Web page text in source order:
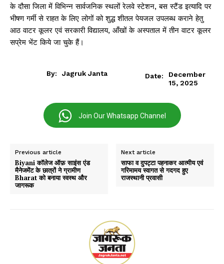
के दौसा जिला में विभिन्न सार्वजनिक स्थलों रेलवे स्टेशन, बस स्टैंड इत्यादि पर
भीषण गर्मी से राहत के लिए लोगों को शुद्ध शीतल पेयजल उपलब्ध कराने हेतु
आठ वाटर कूलर एवं सरकारी विद्यालय, आँखों के अस्पताल में तीन वाटर कूलर
सप्रेम भेंट किये जा चुके हैं।
By: Jagruk Janta Date:
December
15, 2025
Join Our Whatsapp Channel
Previous article
Biyani कॉलेज ऑफ़ साइंस एंड
मैनेजमेंट के छात्रों ने ग्रामीण
Bharat को बनाया स्वस्थ और
जागरूक
Next article
साफा व दुपट्टा पहनाकर आत्मीय एवं
गरिमामय स्वागत से गदगद हुए
राजस्थानी प्रवासी